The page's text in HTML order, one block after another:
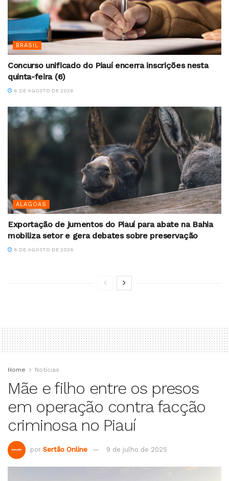
BRASIL
Concurso unificado do Piauí encerra inscrições nesta
quinta-feira (6)
6 DE AGOSTO DE 2026
ALAGOAS
Exportação de jumentos do Piauí para abate na Bahia
mobiliza setor e gera debates sobre preservação
6 DE AGOSTO DE 2026
Home Notícias
Mãe e filho entre os presos
em operação contra facção
criminosa no Piauí
por Sertão Online 9 de julho de 2025